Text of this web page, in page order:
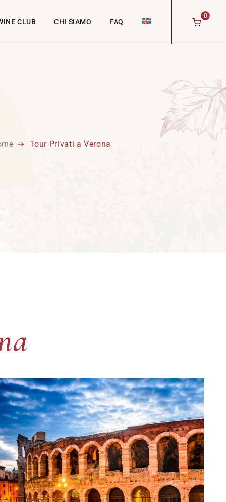
CLUB CHI SIAMO FAQ
0
Tour Privati a Verona